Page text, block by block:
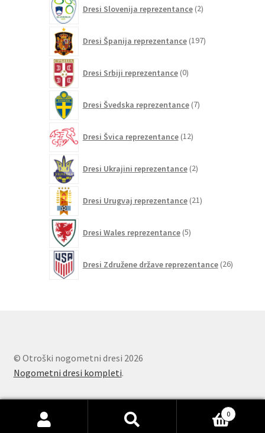
Dresi Slovenija reprezentance 2izdelka
Dresi Španija reprezentance 197izdelkov
Dresi Srbiji reprezentance 0izdelkov
Dresi Švedska reprezentance 7izdelkov
Dresi Švica reprezentance 12izdelkov
Dresi Ukrajini reprezentance 2izdelka
Dresi Urugvaj reprezentance 21izdelkov
Dresi Wales reprezentance 5izdelkov
Dresi Združene države reprezentance 26izdelkov
© Otroški nogometni dresi 2026
Nogometni dresi kompleti.
0